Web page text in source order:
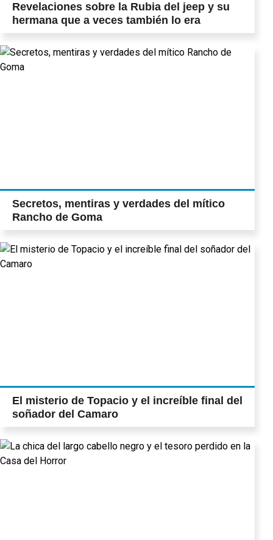
Revelaciones sobre la Rubia del jeep y su
hermana que a veces también lo era
Secretos, mentiras y verdades del mítico
Rancho de Goma
El misterio de Topacio y el increíble final del
soñador del Camaro